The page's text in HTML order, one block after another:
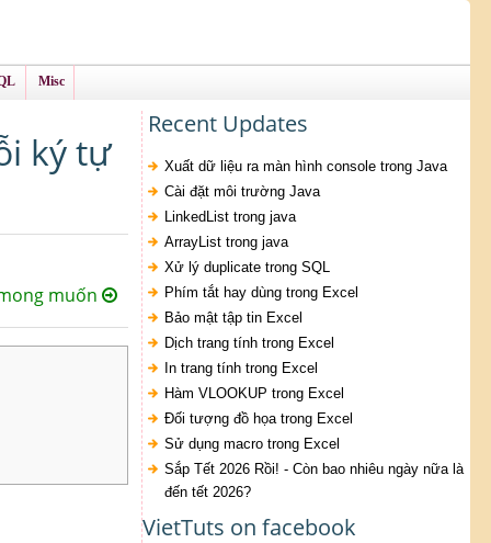
Misc
ký tự
muốn
Recent Updates
Xuất dữ liệu ra màn hình console trong Java
Cài đặt môi trường Java
LinkedList trong java
ArrayList trong java
Xử lý duplicate trong SQL
Phím tắt hay dùng trong Excel
Bảo mật tập tin Excel
Dịch trang tính trong Excel
In trang tính trong Excel
Hàm VLOOKUP trong Excel
Đối tượng đồ họa trong Excel
Sử dụng macro trong Excel
Sắp Tết 2026 Rồi! - Còn bao nhiêu ngày nữa là
đến tết 2026?
VietTuts on facebook